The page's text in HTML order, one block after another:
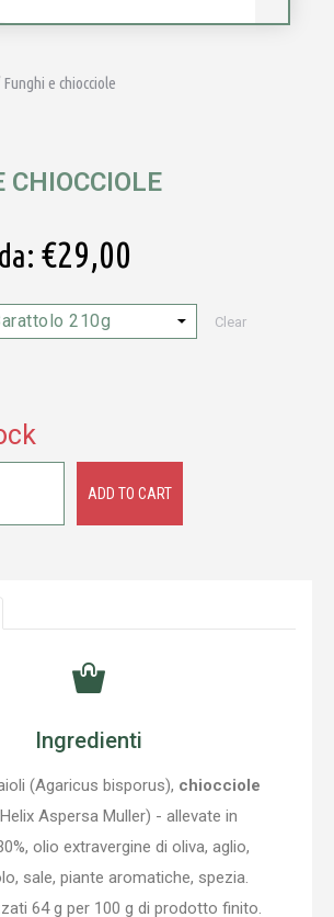
Funghi e chiocciole
CHIOCCIOLE
€29,00
Clear
ADD TO CART
Ingredienti
(Agaricus bisporus), chiocciole
Aspersa Muller) - allevate in
olio extravergine di oliva, aglio,
sale, piante aromatiche, spezia.
64 g per 100 g di prodotto finito.